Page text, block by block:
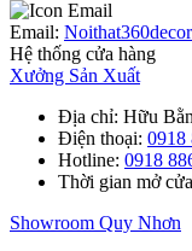
Email:
Hệ thống cửa hàng
Xưởng Sản Xuất
Địa chỉ: Hữu
Điện thoại: 0918
Hotline: 0918
Thời gian mở cửa
Showroom Quy Nhơn